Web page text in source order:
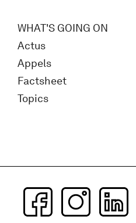
WHAT'S GOING ON
Actus
Appels
Factsheet
Topics